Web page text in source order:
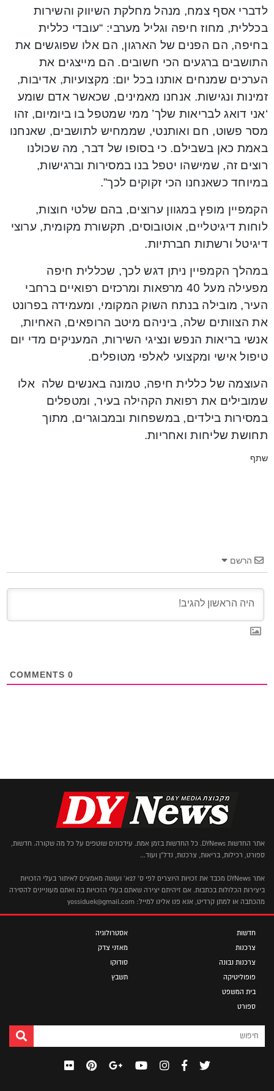
לדברי אסף צמח, מנהל מחלקת השיווק והשירות
בכללית, מחוז חיפה וגליל מערבי: “עובדי כללית
בחיפה, הם הפנים של הארגון, הם אלו שפוגשים את
התושבים ברגעים הכי חשובים. הם מייצגים את
הערכים שמנחים אותנו בכל יום: מקצועיות, אדיבות,
זמינות ונגישות. אנחנו מאמינים, שכאשר אדם שומע
‘אני דואג לבריאות שלך’ ממי שמטפל בו ביומיום, זהו
מסר פשוט, חם ואותנטי, שממחיש לתושבים, שאנחנו
באמת כאן בשבילם. כי בסופו של דבר, מה שכולנו
רוצים זה, שמישהו יטפל בנו במסירות וברגישות,
במיוחד כשאנחנו הכי זקוקים לכך”.
הקמפיין מופץ במגוון ערוצים, בהם שלטי חוצות,
לוחות דיגיטליים, אוטובוסים, תקשורת מקומית, ערוצי
דיגיטל ורשתות חברתיות.
במהלך הקמפיין ניתן דגש לכך, שכללית חיפה
מפעילה מעל 40 מרפאות ומרכזים רפואיים ברחבי
העיר, מובילה בנתח השוק המקומי, ומעמידה בפרונט
את הצוותים שלה, ביניהם מיטב הרופאים, האחיות,
אנשי בריאות הנפש ונציגי השירות, המעניקים מדי יום
טיפול אישי ומקצועי לאלפי מטופלים.
העוצמה של כללית חיפה, טמונה באנשים שלה אלו
שמובילים את רפואת הקהילה בעיר, ומטפלים
במסירות בילדים, במשפחות ובמבוגרים, מתוך
תחושת שליחות ואחריות.
שתף
הרשם
0
אתר החדשות DYNews. כל החדשות בזמן אמת. עידכונים שוטפים על כל מה שקורה. חדשות,
ספורט, רכילות, בריאות, צרכנות, נדל"ן ועוד...
אתר DYNews מכבד את זכויות היוצרים לפי ס' 27א' ועושה מאמצים לאיתור בעלי הזכויות
ביצירות הכלולות בכתבות. אם זיהיתם יצירה שאתם בעלי הזכויות בה ואתם מעוניינים להסירה
מהכתבה או למתן קרדיט, אנא פנו אלינו למייל: yossiduek@gmail.com
חדשות
צרכנות
צרכנות נבונה
פופוליטיקה
בית המשפט
ספורט
אסטרולוגיה
מאזני צדק
סודוקו
תשבץ